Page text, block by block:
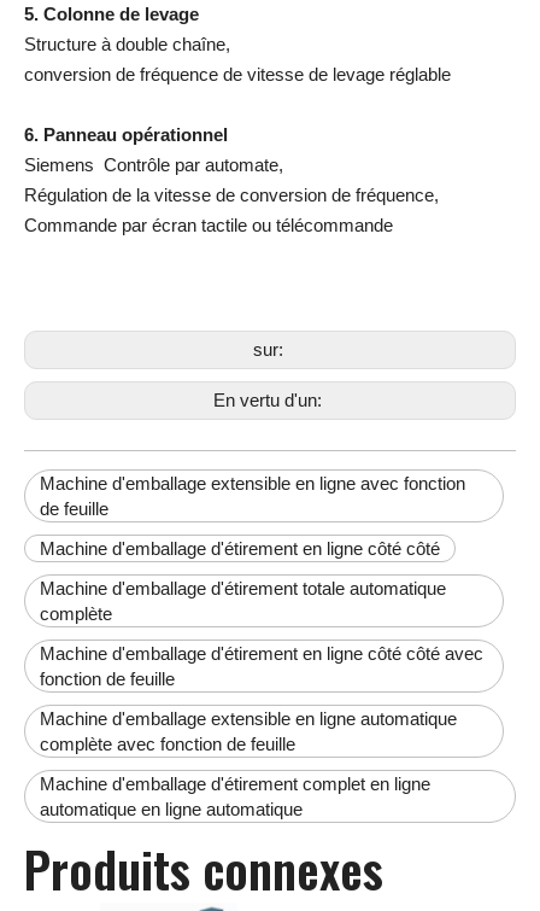
5. Colonne de levage
Structure à double chaîne,
conversion de fréquence de vitesse de levage réglable
6. Panneau opérationnel
Siemens Contrôle par automate,
Régulation de la vitesse de conversion de fréquence,
Commande par écran tactile ou télécommande
sur:
En vertu d'un:
Machine d'emballage extensible en ligne avec fonction
de feuille
Machine d'emballage d'étirement en ligne côté côté
Machine d'emballage d'étirement totale automatique
complète
Machine d'emballage d'étirement en ligne côté côté avec
fonction de feuille
Machine d'emballage extensible en ligne automatique
complète avec fonction de feuille
Machine d'emballage d'étirement complet en ligne
automatique en ligne automatique
Produits connexes